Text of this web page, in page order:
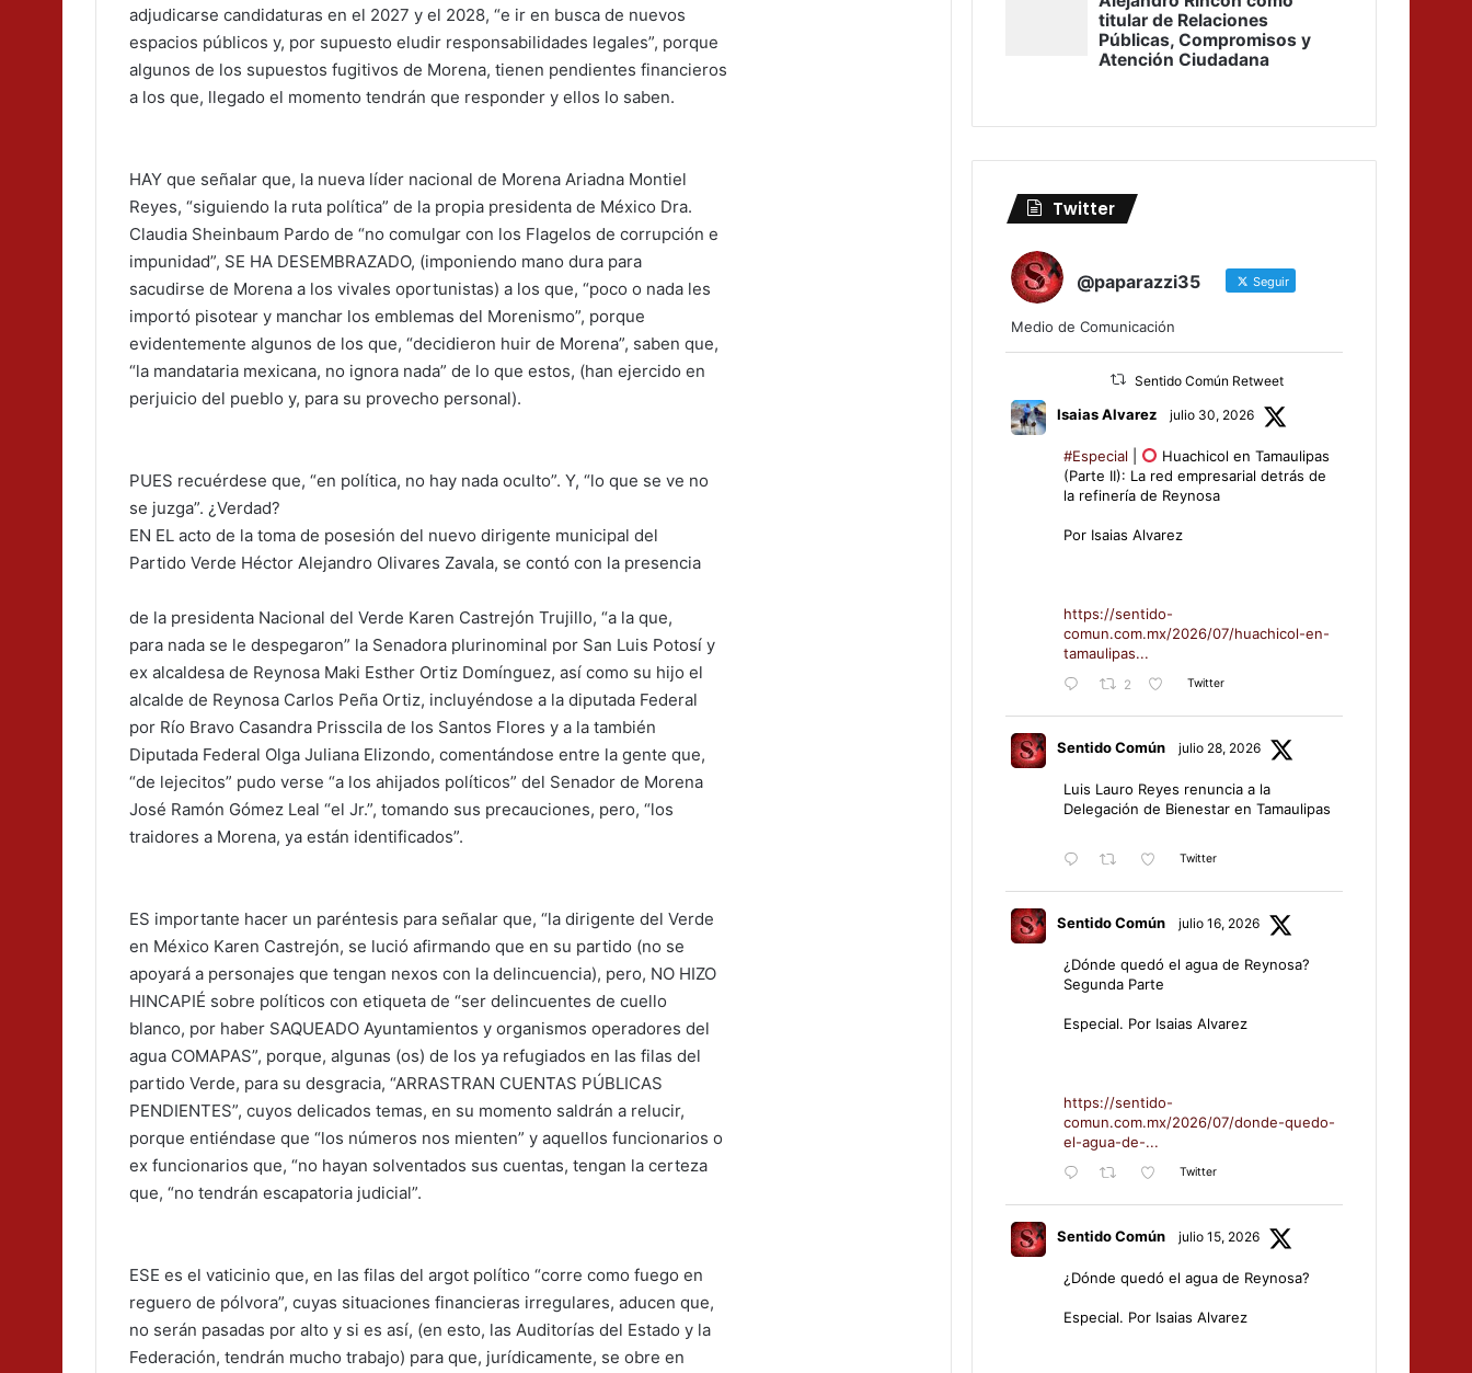
adjudicarse candidaturas en el 2027 y el 2028, “e ir en busca de nuevos
espacios públicos y, por supuesto eludir responsabilidades legales”, porque
algunos de los supuestos fugitivos de Morena, tienen pendientes financieros
a los que, llegado el momento tendrán que responder y ellos lo saben.
HAY que señalar que, la nueva líder nacional de Morena Ariadna Montiel
Reyes, “siguiendo la ruta política” de la propia presidenta de México Dra.
Claudia Sheinbaum Pardo de “no comulgar con los Flagelos de corrupción e
impunidad”, SE HA DESEMBRAZADO, (imponiendo mano dura para
sacudirse de Morena a los vivales oportunistas) a los que, “poco o nada les
importó pisotear y manchar los emblemas del Morenismo”, porque
evidentemente algunos de los que, “decidieron huir de Morena”, saben que,
“la mandataria mexicana, no ignora nada” de lo que estos, (han ejercido en
perjuicio del pueblo y, para su provecho personal).
PUES recuérdese que, “en política, no hay nada oculto”. Y, “lo que se ve no
se juzga”. ¿Verdad?
EN EL acto de la toma de posesión del nuevo dirigente municipal del
Partido Verde Héctor Alejandro Olivares Zavala, se contó con la presencia
de la presidenta Nacional del Verde Karen Castrejón Trujillo, “a la que,
para nada se le despegaron” la Senadora plurinominal por San Luis Potosí y
ex alcaldesa de Reynosa Maki Esther Ortiz Domínguez, así como su hijo el
alcalde de Reynosa Carlos Peña Ortiz, incluyéndose a la diputada Federal
por Río Bravo Casandra Prisscila de los Santos Flores y a la también
Diputada Federal Olga Juliana Elizondo, comentándose entre la gente que,
“de lejecitos” pudo verse “a los ahijados políticos” del Senador de Morena
José Ramón Gómez Leal “el Jr.”, tomando sus precauciones, pero, “los
traidores a Morena, ya están identificados”.
ES importante hacer un paréntesis para señalar que, “la dirigente del Verde
en México Karen Castrejón, se lució afirmando que en su partido (no se
apoyará a personajes que tengan nexos con la delincuencia), pero, NO HIZO
HINCAPIÉ sobre políticos con etiqueta de “ser delincuentes de cuello
blanco, por haber SAQUEADO Ayuntamientos y organismos operadores del
agua COMAPAS”, porque, algunas (os) de los ya refugiados en las filas del
partido Verde, para su desgracia, “ARRASTRAN CUENTAS PÚBLICAS
PENDIENTES”, cuyos delicados temas, en su momento saldrán a relucir,
porque entiéndase que “los números nos mienten” y aquellos funcionarios o
ex funcionarios que, “no hayan solventados sus cuentas, tengan la certeza
que, “no tendrán escapatoria judicial”.
ESE es el vaticinio que, en las filas del argot político “corre como fuego en
reguero de pólvora”, cuyas situaciones financieras irregulares, aducen que,
no serán pasadas por alto y si es así, (en esto, las Auditorías del Estado y la
Federación, tendrán mucho trabajo) para que, jurídicamente, se obre en
Twitter
@paparazzi35 Seguir
Medio de Comunicación
Sentido Común Retweet
Isaias Alvarez julio 30, 2026
#Especial
Huachicol en Tamaulipas
(Parte II): La red empresarial detrás de
la refinería de Reynosa
Por Isaias Alvarez
https://sentido-
comun.com.mx/2026/07/huachicol-en-
tamaulipas...
2 Twitter
Sentido Común julio 28, 2026
Luis Lauro Reyes renuncia a la
Delegación de Bienestar en Tamaulipas
Twitter
Sentido Común julio 16, 2026
¿Dónde quedó el agua de Reynosa?
Segunda Parte
Especial. Por Isaias Alvarez
https://sentido-
comun.com.mx/2026/07/donde-quedo-
el-agua-de-...
Twitter
Sentido Común julio 15, 2026
¿Dónde quedó el agua de Reynosa?
Especial. Por Isaias Alvarez